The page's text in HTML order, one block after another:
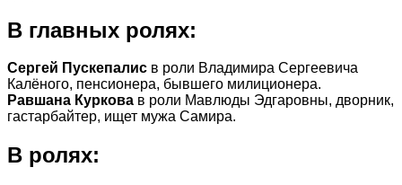
В главных ролях:
Сергей Пускепалис в роли Владимира Сергеевича
Калёного, пенсионера, бывшего милиционера.
Равшана Куркова в роли Мавлюды Эдгаровны, дворник,
гастарбайтер, ищет мужа Самира.
В ролях: